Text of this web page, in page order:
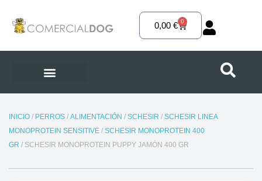
contenido
0,00€ 0
Carrito
INICIO/ PERROS/ ALIMENTACIÓN / SCHESIR / SCHESIR LINEA
MONOPROTEIN SENSITIVE/ SCHESIR MONOPROTEIN 400
GR / SCHESIR MONOPROTEIN PUPPY JAMÓN 400 GR